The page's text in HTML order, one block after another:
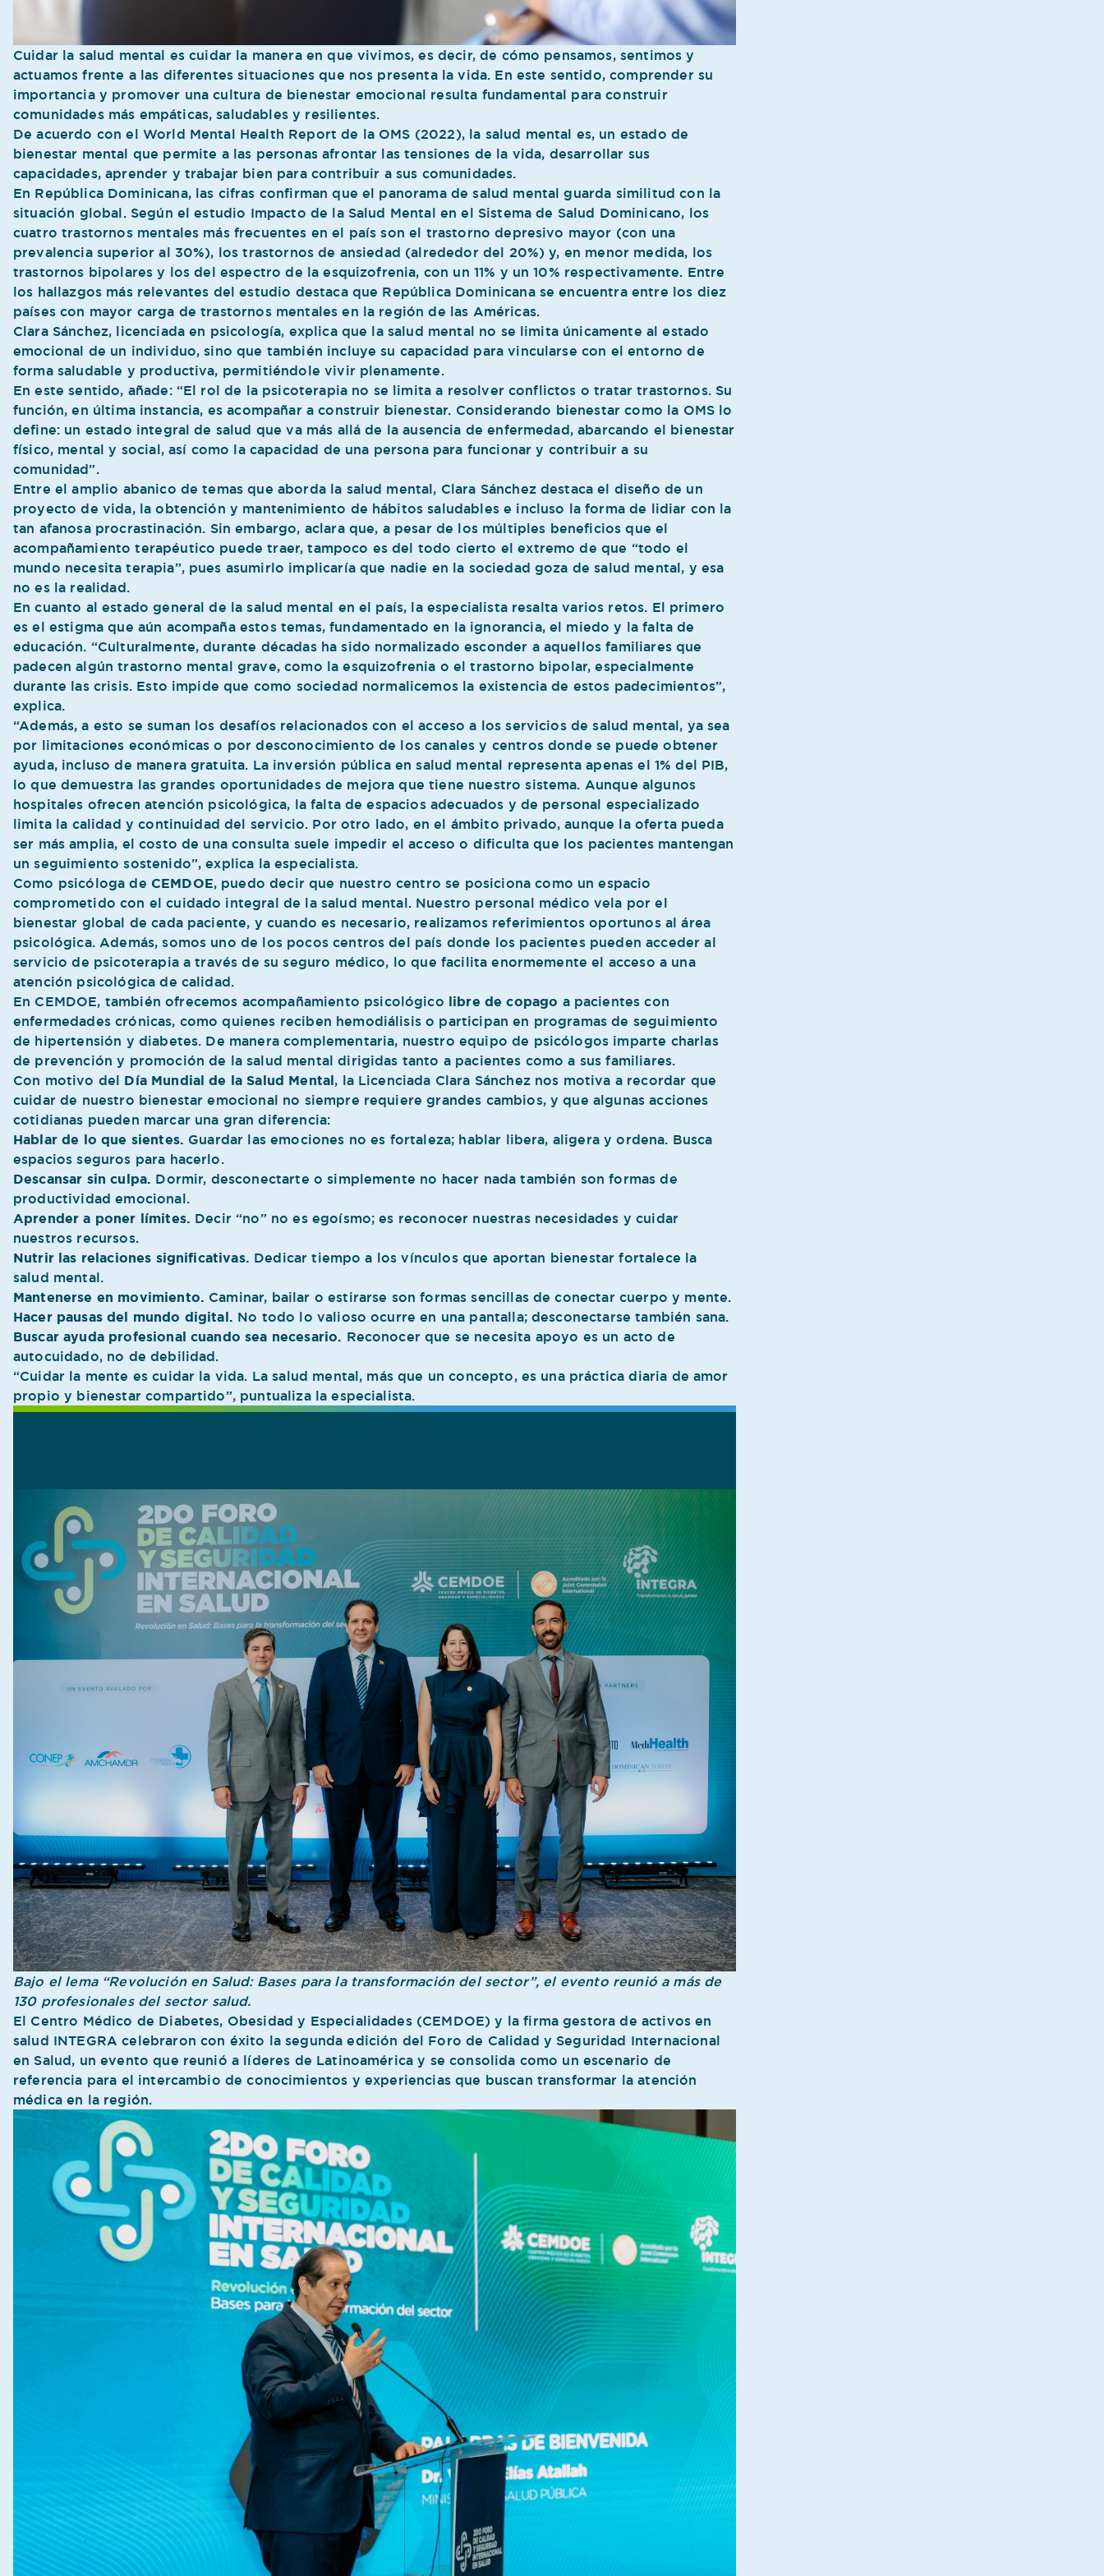
Cuidar la salud mental es cuidar la manera en que vivimos, es decir, de cómo pensamos, sentimos y
actuamos frente a las diferentes situaciones que nos presenta la vida. En este sentido, comprender su
importancia y promover una cultura de bienestar emocional resulta fundamental para construir
comunidades más empáticas, saludables y resilientes.
De acuerdo con el World Mental Health Report de la OMS (2022), la salud mental es, un estado de
bienestar mental que permite a las personas afrontar las tensiones de la vida, desarrollar sus
capacidades, aprender y trabajar bien para contribuir a sus comunidades.
En República Dominicana, las cifras confirman que el panorama de salud mental guarda similitud con la
situación global. Según el estudio Impacto de la Salud Mental en el Sistema de Salud Dominicano, los
cuatro trastornos mentales más frecuentes en el país son el trastorno depresivo mayor (con una
prevalencia superior al 30%), los trastornos de ansiedad (alrededor del 20%) y, en menor medida, los
trastornos bipolares y los del espectro de la esquizofrenia, con un 11% y un 10% respectivamente. Entre
los hallazgos más relevantes del estudio destaca que República Dominicana se encuentra entre los diez
países con mayor carga de trastornos mentales en la región de las Américas.
Clara Sánchez, licenciada en psicología, explica que la salud mental no se limita únicamente al estado
emocional de un individuo, sino que también incluye su capacidad para vincularse con el entorno de
forma saludable y productiva, permitiéndole vivir plenamente.
En este sentido, añade: “El rol de la psicoterapia no se limita a resolver conflictos o tratar trastornos. Su
función, en última instancia, es acompañar a construir bienestar. Considerando bienestar como la OMS lo
define: un estado integral de salud que va más allá de la ausencia de enfermedad, abarcando el bienestar
físico, mental y social, así como la capacidad de una persona para funcionar y contribuir a su
comunidad”.
Entre el amplio abanico de temas que aborda la salud mental, Clara Sánchez destaca el diseño de un
proyecto de vida, la obtención y mantenimiento de hábitos saludables e incluso la forma de lidiar con la
tan afanosa procrastinación. Sin embargo, aclara que, a pesar de los múltiples beneficios que el
acompañamiento terapéutico puede traer, tampoco es del todo cierto el extremo de que “todo el
mundo necesita terapia”, pues asumirlo implicaría que nadie en la sociedad goza de salud mental, y esa
no es la realidad.
En cuanto al estado general de la salud mental en el país, la especialista resalta varios retos. El primero
es el estigma que aún acompaña estos temas, fundamentado en la ignorancia, el miedo y la falta de
educación. “Culturalmente, durante décadas ha sido normalizado esconder a aquellos familiares que
padecen algún trastorno mental grave, como la esquizofrenia o el trastorno bipolar, especialmente
durante las crisis. Esto impide que como sociedad normalicemos la existencia de estos padecimientos”,
explica.
“Además, a esto se suman los desafíos relacionados con el acceso a los servicios de salud mental, ya sea
por limitaciones económicas o por desconocimiento de los canales y centros donde se puede obtener
ayuda, incluso de manera gratuita. La inversión pública en salud mental representa apenas el 1% del PIB,
lo que demuestra las grandes oportunidades de mejora que tiene nuestro sistema. Aunque algunos
hospitales ofrecen atención psicológica, la falta de espacios adecuados y de personal especializado
limita la calidad y continuidad del servicio. Por otro lado, en el ámbito privado, aunque la oferta pueda
ser más amplia, el costo de una consulta suele impedir el acceso o dificulta que los pacientes mantengan
un seguimiento sostenido”, explica la especialista.
Como psicóloga de CEMDOE, puedo decir que nuestro centro se posiciona como un espacio
comprometido con el cuidado integral de la salud mental. Nuestro personal médico vela por el
bienestar global de cada paciente, y cuando es necesario, realizamos referimientos oportunos al área
psicológica. Además, somos uno de los pocos centros del país donde los pacientes pueden acceder al
servicio de psicoterapia a través de su seguro médico, lo que facilita enormemente el acceso a una
atención psicológica de calidad.
En CEMDOE, también ofrecemos acompañamiento psicológico libre de copago a pacientes con
enfermedades crónicas, como quienes reciben hemodiálisis o participan en programas de seguimiento
de hipertensión y diabetes. De manera complementaria, nuestro equipo de psicólogos imparte charlas
de prevención y promoción de la salud mental dirigidas tanto a pacientes como a sus familiares.
Con motivo del Día Mundial de la Salud Mental, la Licenciada Clara Sánchez nos motiva a recordar que
cuidar de nuestro bienestar emocional no siempre requiere grandes cambios, y que algunas acciones
cotidianas pueden marcar una gran diferencia:
Hablar de lo que sientes. Guardar las emociones no es fortaleza; hablar libera, aligera y ordena. Busca
espacios seguros para hacerlo.
Descansar sin culpa. Dormir, desconectarte o simplemente no hacer nada también son formas de
productividad emocional.
Aprender a poner límites. Decir “no” no es egoísmo; es reconocer nuestras necesidades y cuidar
nuestros recursos.
Nutrir las relaciones significativas. Dedicar tiempo a los vínculos que aportan bienestar fortalece la
salud mental.
Mantenerse en movimiento. Caminar, bailar o estirarse son formas sencillas de conectar cuerpo y mente.
Hacer pausas del mundo digital. No todo lo valioso ocurre en una pantalla; desconectarse también sana.
Buscar ayuda profesional cuando sea necesario. Reconocer que se necesita apoyo es un acto de
autocuidado, no de debilidad.
“Cuidar la mente es cuidar la vida. La salud mental, más que un concepto, es una práctica diaria de amor
propio y bienestar compartido”, puntualiza la especialista.
Bajo el lema “Revolución en Salud: Bases para la transformación del sector”, el evento reunió a más de
130 profesionales del sector salud.
El Centro Médico de Diabetes, Obesidad y Especialidades (CEMDOE) y la firma gestora de activos en
salud INTEGRA celebraron con éxito la segunda edición del Foro de Calidad y Seguridad Internacional
en Salud, un evento que reunió a líderes de Latinoamérica y se consolida como un escenario de
referencia para el intercambio de conocimientos y experiencias que buscan transformar la atención
médica en la región.